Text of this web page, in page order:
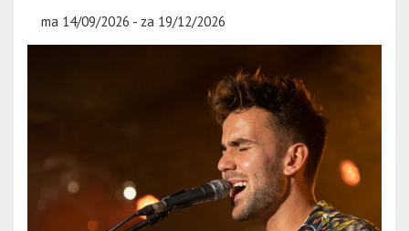
ma 14/09/2026 - za 19/12/2026